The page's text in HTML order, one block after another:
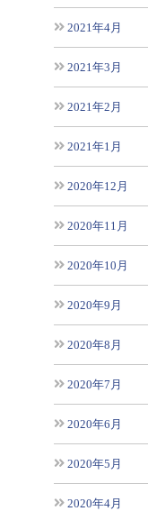
2021年4月
2021年3月
2021年2月
2021年1月
2020年12月
2020年11月
2020年10月
2020年9月
2020年8月
2020年7月
2020年6月
2020年5月
2020年4月